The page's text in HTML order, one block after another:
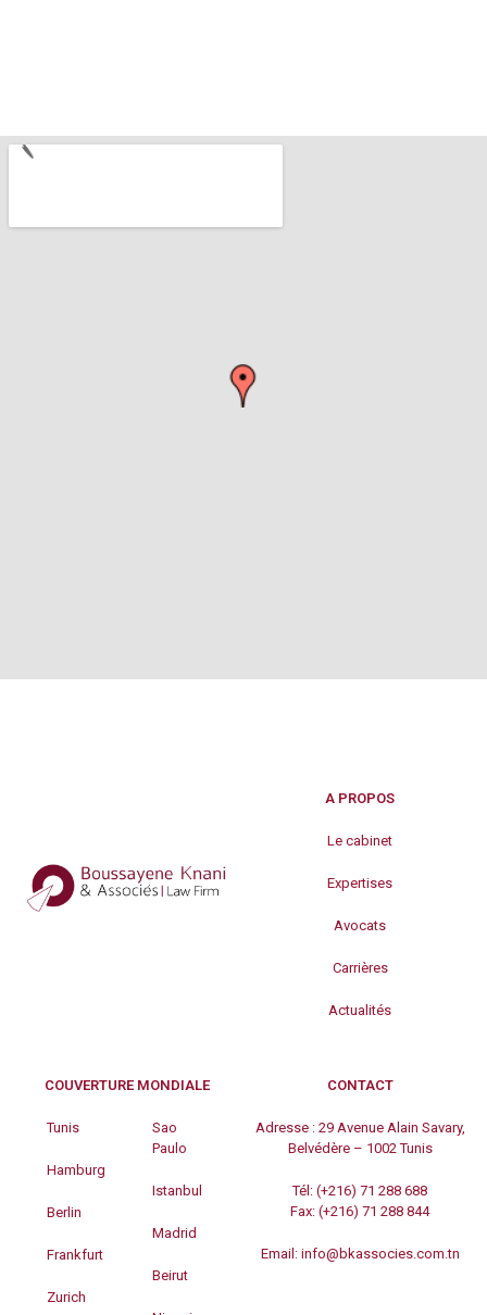
A PROPOS
Le cabinet
Expertises
Avocats
Carrières
Actualités
COUVERTURE MONDIALE
Tunis
Hamburg
Berlin
Frankfurt
Zurich
Sao
Paulo
Istanbul
Madrid
Beirut
CONTACT
Adresse : 29 Avenue Alain Savary,
Belvédère – 1002 Tunis
Tél: (+216) 71 288 688
Fax: (+216) 71 288 844
Email: info@bkassocies.com.tn